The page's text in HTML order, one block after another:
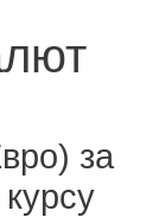
за